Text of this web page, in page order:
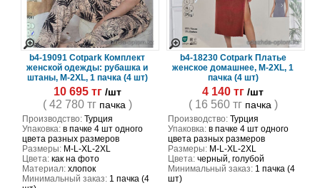
b4-19091 Cotpark Комплект
женской одежды: рубашка и
штаны, M-2XL, 1 пачка (4 шт)
10 695 тг /шт
( 42 780 тг пачка )
Производство:Турция
Упаковка:в пачке 4 шт одного
цвета разных размеров
Размеры:M-L-XL-2XL
Цвета:как на фото
Материал:хлопок
Минимальный заказ:1 пачка (4
b4-18230 Cotpark Платье
женское домашнее, M-2XL, 1
пачка (4 шт)
4 140 тг /шт
( 16 560 тг пачка )
Производство:Турция
Упаковка:в пачке 4 шт одного
цвета разных размеров
Размеры:M-L-XL-2XL
Цвета:черный, голубой
Минимальный заказ:1 пачка (4
шт)